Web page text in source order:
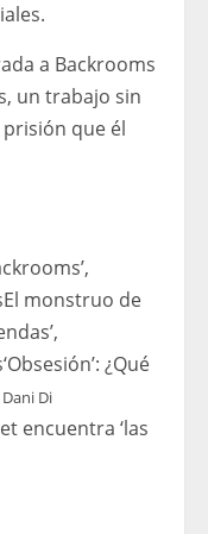
a Backrooms
un trabajo sin
que él
El monstruo de
‘Obsesión’: ¿Qué
Dani Di
encuentra ‘las